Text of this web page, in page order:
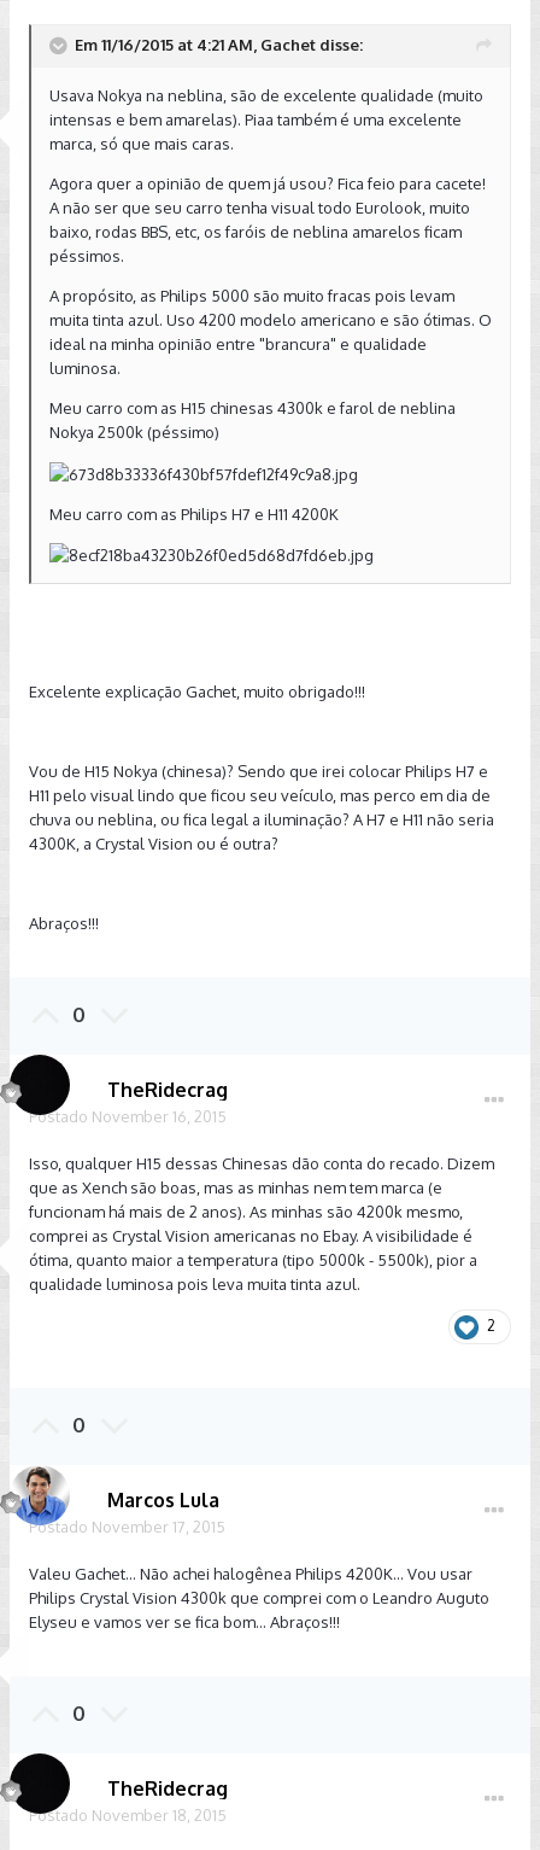
Em 11/16/2015 at 4:21 AM, Gachet disse:
Usava Nokya na neblina, são de excelente qualidade (muito
intensas e bem amarelas). Piaa também é uma excelente
marca, só que mais caras.
Agora quer a opinião de quem já usou? Fica feio para cacete!
A não ser que seu carro tenha visual todo Eurolook, muito
baixo, rodas BBS, etc, os faróis de neblina amarelos ficam
péssimos.
A propósito, as Philips 5000 são muito fracas pois levam
muita tinta azul. Uso 4200 modelo americano e são ótimas. O
ideal na minha opinião entre "brancura" e qualidade
luminosa.
Meu carro com as H15 chinesas 4300k e farol de neblina
Nokya 2500k (péssimo)
Meu carro com as Philips H7 e H11 4200K
Excelente explicação Gachet, muito obrigado!!!
Vou de H15 Nokya (chinesa)? Sendo que irei colocar Philips H7 e
H11 pelo visual lindo que ficou seu veículo, mas perco em dia de
chuva ou neblina, ou fica legal a iluminação? A H7 e H11 não seria
4300K, a Crystal Vision ou é outra?
Abraços!!!
0
TheRidecrag
Postado November 16, 2015
Isso, qualquer H15 dessas Chinesas dão conta do recado. Dizem
que as Xench são boas, mas as minhas nem tem marca (e
funcionam há mais de 2 anos). As minhas são 4200k mesmo,
comprei as Crystal Vision americanas no Ebay. A visibilidade é
ótima, quanto maior a temperatura (tipo 5000k - 5500k), pior a
qualidade luminosa pois leva muita tinta azul.
2
0
Marcos Lula
Postado November 17, 2015
Valeu Gachet... Não achei halogênea Philips 4200K... Vou usar
Philips Crystal Vision 4300k que comprei com o Leandro Auguto
Elyseu e vamos ver se fica bom... Abraços!!!
0
TheRidecrag
Postado November 18, 2015